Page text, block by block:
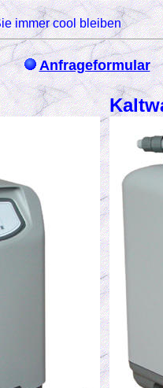
immer cool bleiben
Anfrageformular